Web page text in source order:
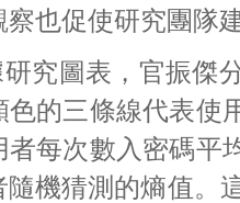
察也促使研究團隊
究圖表，官振傑
色的三條線代表使
者每次數入密碼平
隨機猜測的熵值。